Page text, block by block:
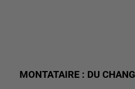
MONTATAIRE : DU